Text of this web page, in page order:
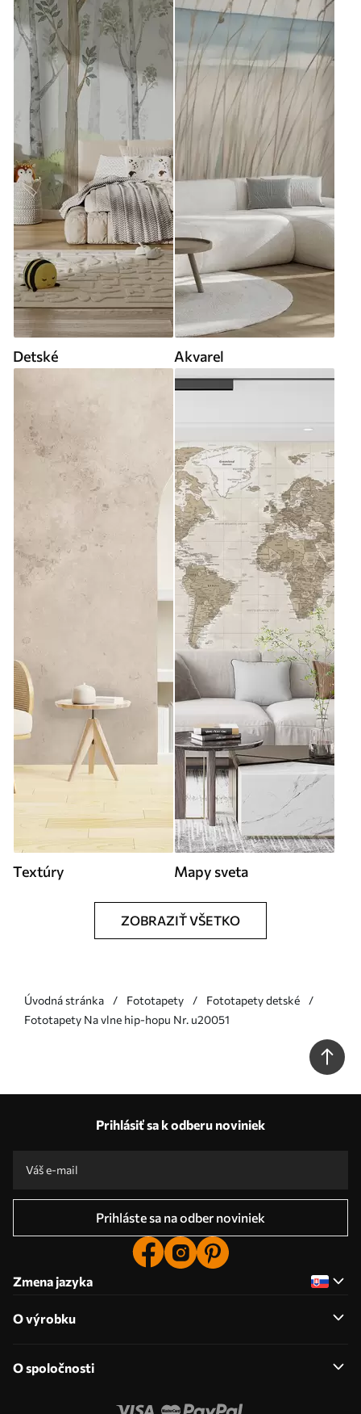
Detské Akvarel
Textúry Mapy sveta
ZOBRAZIŤ VŠETKO
Úvodná stránka Fototapety
Fototapety detské
Fototapety Na vlne hip-hopu Nr. u20051
Prihlásiť sa k odberu noviniek
Prihláste sa na odber noviniek
Zmena jazyka
O výrobku
O spoločnosti